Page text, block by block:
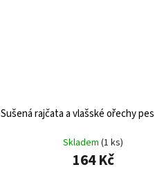
Sušená rajčata a vlašské ořechy
Skladem(1 ks)
164 Kč